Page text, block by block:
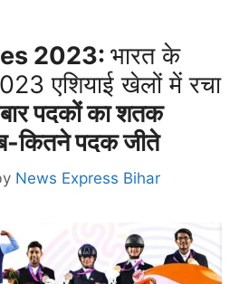
2023: भारत के
एशियाई खेलों में रचा
पदकों का शतक
कितने पदक जीते
News Express Bihar